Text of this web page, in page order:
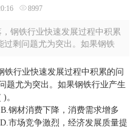
名师团队
8997
钢铁行业快速发展过程中积累
过剩问题尤为突出。如果钢铁
费需 ...
铁行业快速发展过程中积累的问
题尤为突出。如果钢铁行业产生
。
钢材消费下降，消费需求增多
市场竞争激烈，经济发展质量提